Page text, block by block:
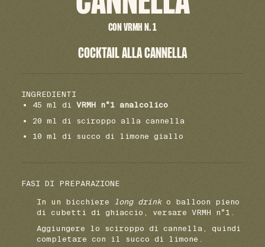
CON VRMH N. 1
COCKTAIL ALLA CANNELLA
INGREDIENTI
45 ml diVRMH n°1 analcolico
20 ml di sciroppo alla cannella
10 ml di succo di limone giallo
FASI DI PREPARAZIONE
In un bicchiere long drinko balloon pieno
di cubetti di ghiaccio, versare VRMH n°1.
Aggiungere lo sciroppo di cannella, quindi
completare con il succo di limone.